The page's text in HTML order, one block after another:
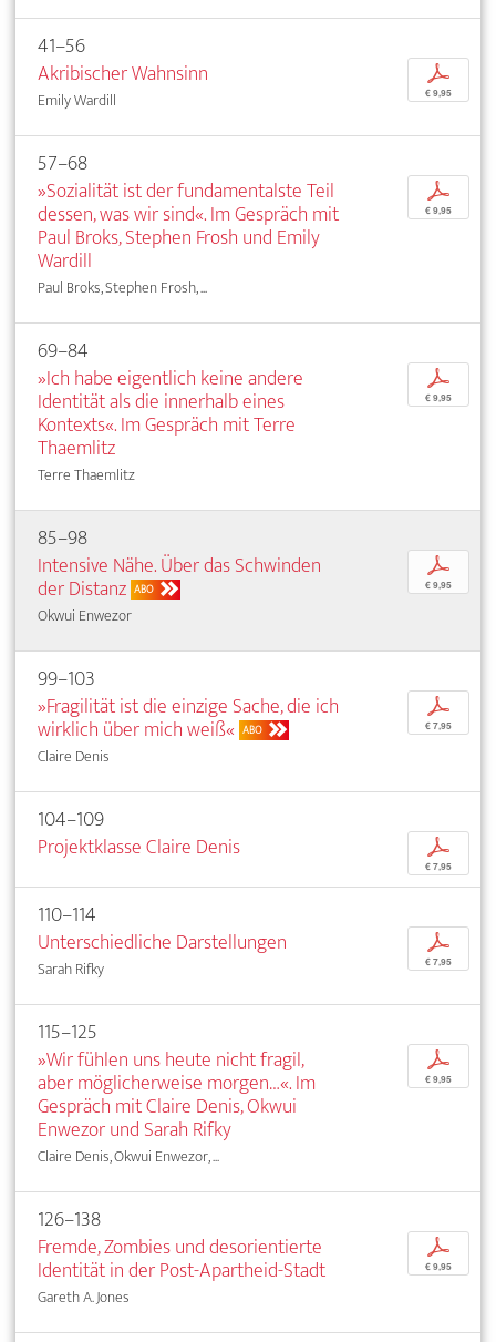
41–56
Akribischer Wahnsinn
Emily Wardill
p
€ 9,95
57–68
»Sozialität ist der fundamentalste Teil
dessen, was wir sind«. Im Gespräch mit
Paul Broks, Stephen Frosh und Emily
Wardill
Paul Broks, Stephen Frosh, ...
p
€ 9,95
69–84
»Ich habe eigentlich keine andere
Identität als die innerhalb eines
Kontexts«. Im Gespräch mit Terre
Thaemlitz
Terre Thaemlitz
p
€ 9,95
85–98
Intensive Nähe. Über das Schwinden
der Distanz ABO
Okwui Enwezor
p
€ 9,95
99–103
»Fragilität ist die einzige Sache, die ich
wirklich über mich weiß« ABO
Claire Denis
p
€ 7,95
104–109
Projektklasse Claire Denis
p
€ 7,95
110–114
Unterschiedliche Darstellungen
Sarah Rifky
p
€ 7,95
115–125
»Wir fühlen uns heute nicht fragil,
aber möglicherweise morgen…«. Im
Gespräch mit Claire Denis, Okwui
Enwezor und Sarah Rifky
Claire Denis, Okwui Enwezor, ...
p
€ 9,95
126–138
Fremde, Zombies und desorientierte
Identität in der Post-Apartheid-Stadt
Gareth A. Jones
p
€ 9,95